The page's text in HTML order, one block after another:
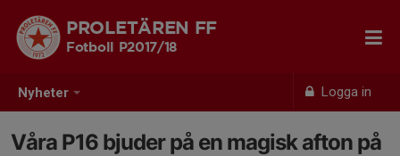
Nyheter Logga in
PROLETÄREN FF
Fotboll P2017/18
Våra P16 bjuder på en magisk afton på